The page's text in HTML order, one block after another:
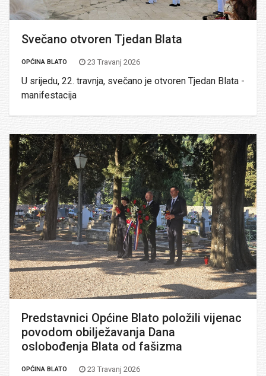
Svečano otvoren Tjedan Blata
OPĆINA BLATO 23 Travanj 2026
U srijedu, 22. travnja, svečano je otvoren Tjedan Blata -
manifestacija
Predstavnici Općine Blato položili vijenac
povodom obilježavanja Dana
oslobođenja Blata od fašizma
OPĆINA BLATO 23 Travanj 2026